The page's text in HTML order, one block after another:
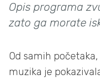
Opis programa
zato ga morate
Od samih
muzika je